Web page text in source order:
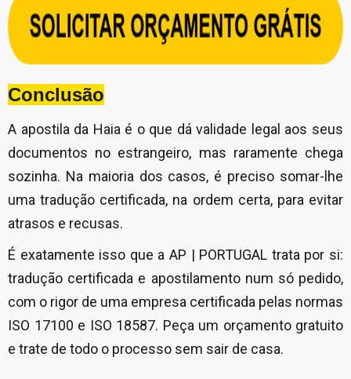
Conclusão
A apostila da Haia é o que dá validade legal aos seus
documentos no estrangeiro, mas raramente chega
sozinha. Na maioria dos casos, é preciso somar-lhe
uma tradução certificada, na ordem certa, para evitar
atrasos e recusas.
É exatamente isso que a AP | PORTUGAL trata por si:
tradução certificada e apostilamento num só pedido,
com o rigor de uma empresa certificada pelas normas
ISO 17100 e ISO 18587. Peça um orçamento gratuito
e trate de todo o processo sem sair de casa.